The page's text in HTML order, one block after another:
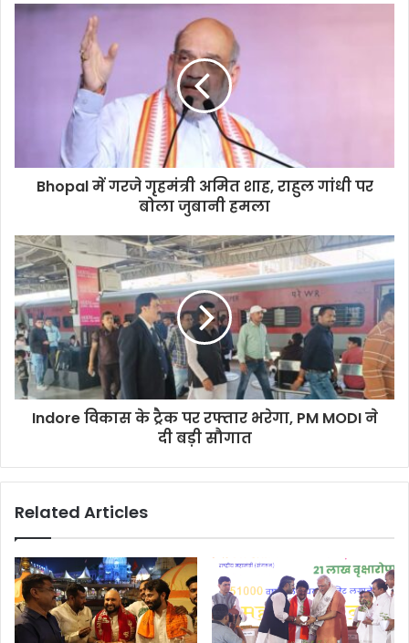
Bhopal में गरजे गृहमंत्री अमित शाह, राहुल गांधी पर
बोला जुबानी हमला
Indore विकास के ट्रैक पर रफ्तार भरेगा, PM MODI ने
दी बड़ी सौगात
Related Articles